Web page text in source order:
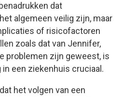
dat
algemeen veilig zijn, maar
of risicofactoren
zoals dat van Jennifer,
problemen zijn geweest, is
een ziekenhuis cruciaal.
het volgen van een